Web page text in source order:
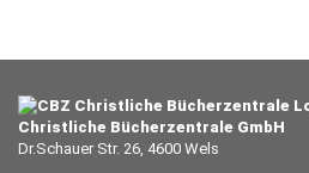
Christliche Bücherzentrale GmbH
Dr.Schauer Str. 26, 4600 Wels